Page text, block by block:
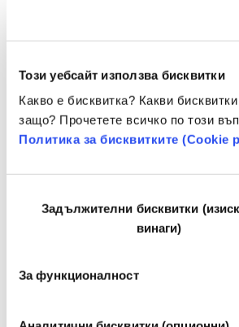
Този уебсайт използва бисквитки
Какво е бисквитка? Какви
защо? Прочетете всичко по този
Политика за бисквитките (Сookie
Задължителни бисквитки
винаги)
За функционалност
контрол. Моля, имайте предвид,
съставки извън ЕС може да се
разпоредби.
Разберете
Как се осигурява
козметиката в Европа?
и продуктите за лична
в Европейския съюз, са
националните и европейските